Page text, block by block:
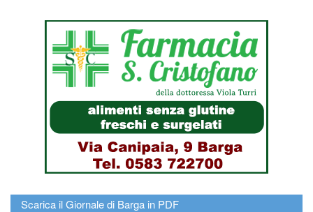
Scarica il Giornale di Barga in PDF